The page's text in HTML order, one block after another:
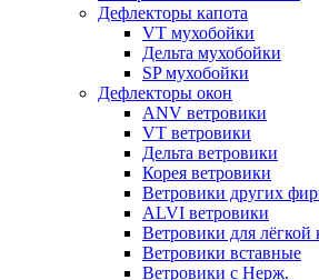
Дефлекторы капота
VT мухобойки
Дельта мухобойки
SP мухобойки
Дефлекторы окон
ANV ветровики
VT ветровики
Дельта ветровики
Корея ветровики
Ветровики других
ALVI ветровики
Ветровики для лёгкой
Ветровики вставные
Ветровики с Нерж.